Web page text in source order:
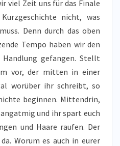
viel Zeit uns für das Finale
nicht, was
Denn durch das oben
Tempo haben wir den
gefangen. Stellt
vor, der mitten in einer
worüber ihr schreibt, so
beginnen. Mittendrin,
und ihr spart euch
und Haare raufen. Der
Worum es auch in eurer